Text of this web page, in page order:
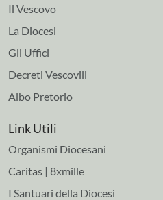
Il Vescovo
La Diocesi
Gli Uffici
Decreti Vescovili
Albo Pretorio
Link Utili
Organismi Diocesani
Caritas | 8xmille
I Santuari della Diocesi